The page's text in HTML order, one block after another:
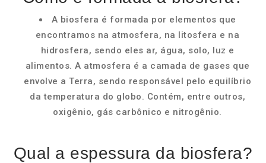
A biosfera é formada por elementos que
encontramos na atmosfera, na litosfera e na
hidrosfera, sendo eles ar, água, solo, luz e
alimentos. A atmosfera é a camada de gases que
envolve a Terra, sendo responsável pelo equilíbrio
da temperatura do globo. Contém, entre outros,
oxigênio, gás carbônico e nitrogênio.
Qual a espessura da biosfera?